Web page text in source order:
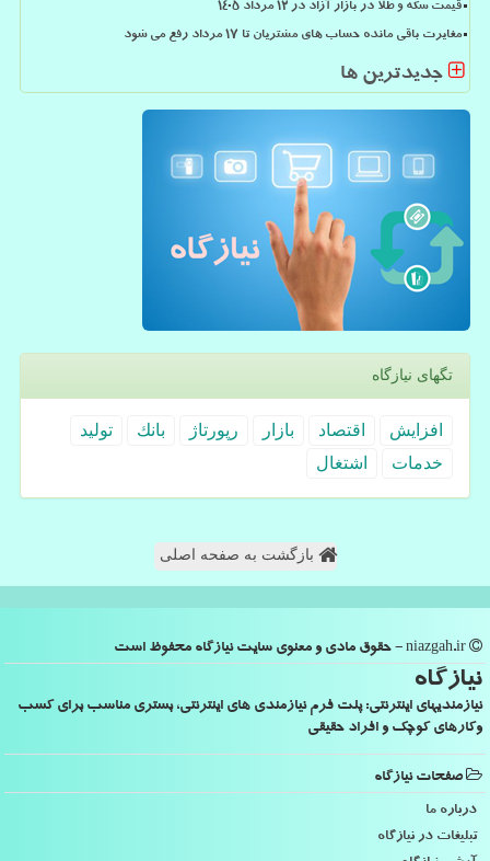
قیمت سکه و طلا در بازار آزاد در ۱۲ مرداد ۱۴۰۵
مغایرت باقی مانده حساب های مشتریان تا 17 مرداد رفع می شود
جدیدترین ها
تگهای نیازگاه
افزایش اقتصاد بازار رپورتاژ بانك
تولید
خدمات
اشتغال
بازگشت به صفحه اصلی
نیازگاه
نیازمندیهای اینترنتی: پلت فرم نیازمندی های اینترنتی، بستری مناسب برای کسب
وکارهای کوچک و افراد حقیقی
صفحات نیازگاه
درباره ما
تبلیغات در نیازگاه